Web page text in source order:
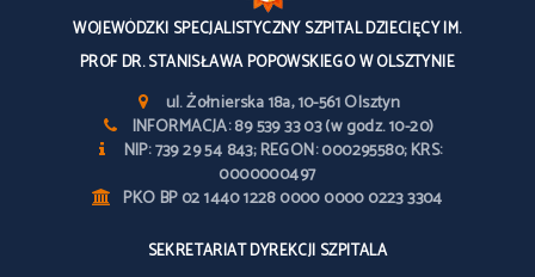
WOJEWÓDZKI SPECJALISTYCZNY SZPITAL DZIECIĘCY IM.
PROF DR. STANISŁAWA POPOWSKIEGO W OLSZTYNIE
ul. Żołnierska 18a, 10-561 Olsztyn
INFORMACJA: 89 539 33 03 (w godz. 10-20)
NIP: 739 29 54 843; REGON: 000295580; KRS:
0000000497
PKO BP 02 1440 1228 0000 0000 0223 3304
SEKRETARIAT DYREKCJI SZPITALA